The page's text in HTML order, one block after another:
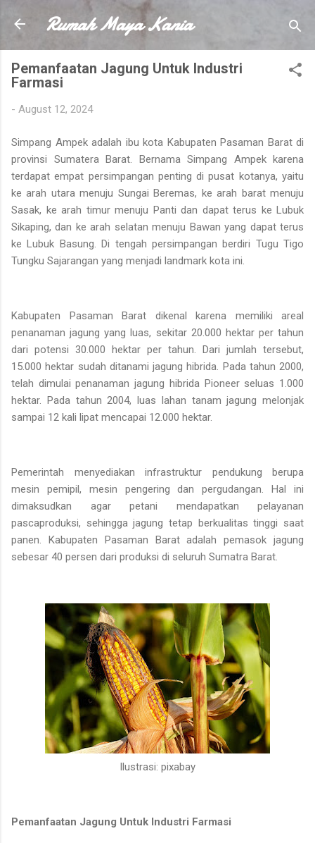
Skip to main content
Rumah Maya Kania
Pemanfaatan Jagung Untuk Industri
Farmasi
- August 12, 2024
Simpang Ampek adalah ibu kota Kabupaten Pasaman Barat di
provinsi Sumatera Barat. Bernama Simpang Ampek karena
terdapat empat persimpangan penting di pusat kotanya, yaitu
ke arah utara menuju Sungai Beremas, ke arah barat menuju
Sasak, ke arah timur menuju Panti dan dapat terus ke Lubuk
Sikaping, dan ke arah selatan menuju Bawan yang dapat terus
ke Lubuk Basung. Di tengah persimpangan berdiri Tugu Tigo
Tungku Sajarangan yang menjadi landmark kota ini.
Kabupaten Pasaman Barat dikenal karena memiliki areal
penanaman jagung yang luas, sekitar 20.000 hektar per tahun
dari potensi 30.000 hektar per tahun. Dari jumlah tersebut,
15.000 hektar sudah ditanami jagung hibrida. Pada tahun 2000,
telah dimulai penanaman jagung hibrida Pioneer seluas 1.000
hektar. Pada tahun 2004, luas lahan tanam jagung melonjak
sampai 12 kali lipat mencapai 12.000 hektar.
Pemerintah menyediakan infrastruktur pendukung berupa
mesin pemipil, mesin pengering dan pergudangan. Hal ini
dimaksudkan agar petani mendapatkan pelayanan
pascaproduksi, sehingga jagung tetap berkualitas tinggi saat
panen. Kabupaten Pasaman Barat adalah pemasok jagung
sebesar 40 persen dari produksi di seluruh Sumatra Barat.
Ilustrasi: pixabay
Pemanfaatan Jagung Untuk Industri Farmasi